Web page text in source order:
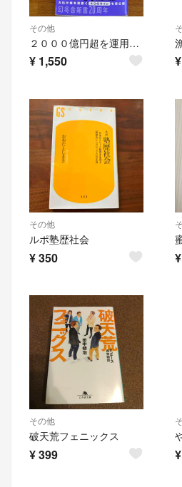
その他
２０００億円超を運用した伝説のファンドマネジャーが明かす「超」成長株の見つけ方
¥ 1,550 ¥
その他
ルポ塾歴社会
¥350 ¥
その他
破天荒フェニックス
¥399 ¥